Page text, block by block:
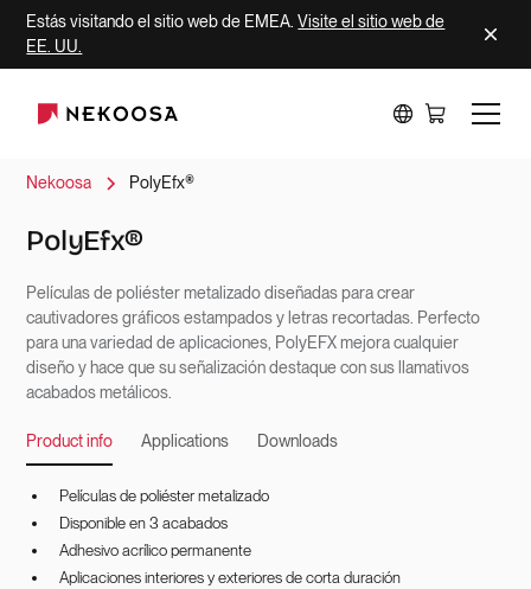
Estás visitando el sitio web de EMEA.Visite el sitio web de
EE. UU.
Nekoosa PolyEfx®
PolyEfx®
Películas de poliéster metalizado diseñadas para crear
cautivadores gráficos estampados y letras recortadas. Perfecto
para una variedad de aplicaciones, PolyEFX mejora cualquier
diseño y hace que su señalización destaque con sus llamativos
acabados metálicos.
Product info Applications Downloads
Películas de poliéster metalizado
Disponible en 3 acabados
Adhesivo acrílico permanente
Aplicaciones interiores y exteriores de corta duración